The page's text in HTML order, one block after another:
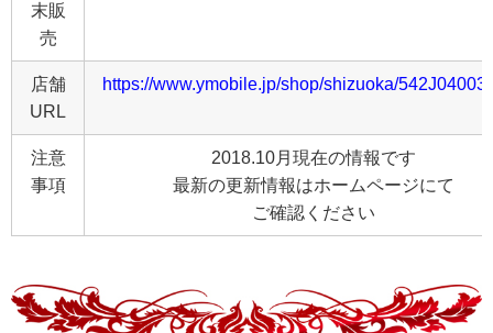
末販
売
店舗
URL
https://www.ymobile.jp/shop/shizuoka/
注意
事項
2018.10月現在の情報です
最新の更新情報はホームページにて
ご確認ください